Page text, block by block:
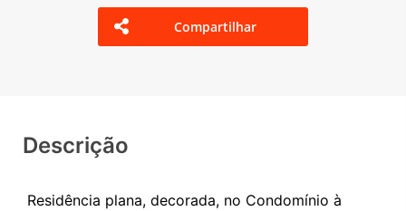
Compartilhar
Descrição
Residência plana, decorada, no Condomínio à